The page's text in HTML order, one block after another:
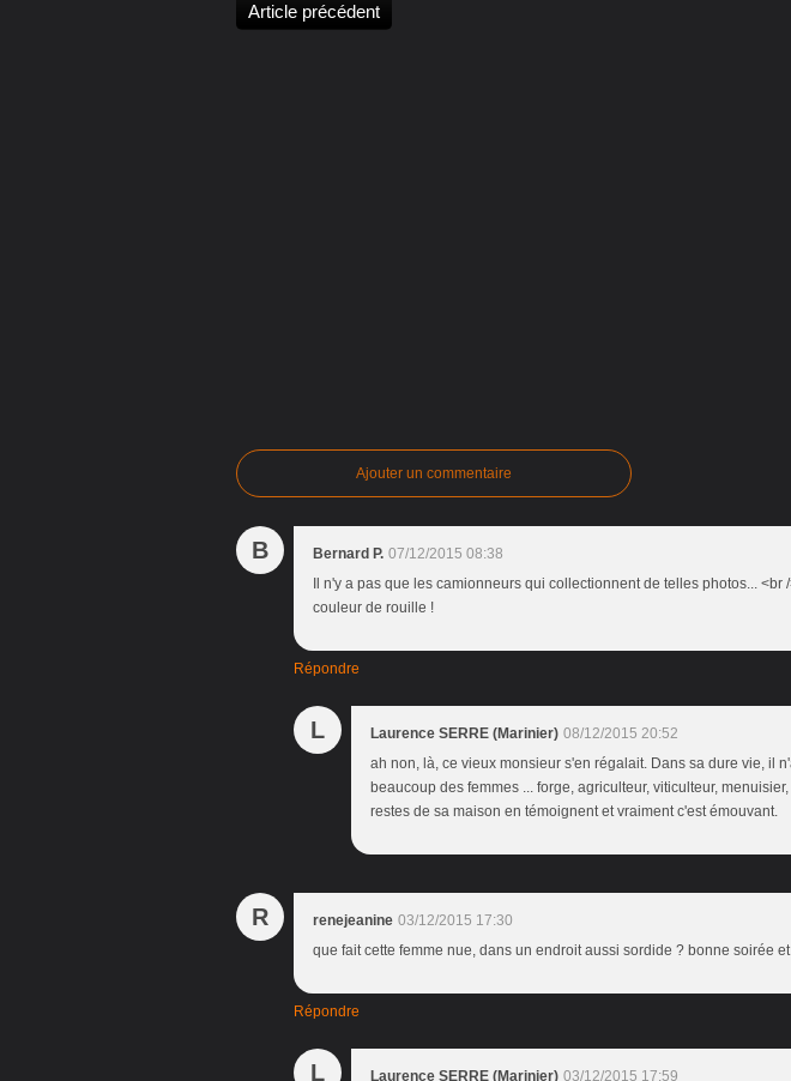
Article précédent
Ajouter un commentaire
B Bernard P. 07/12/2015 08:38
Il n'y a pas que les camionneurs qui collectionnent de telles photos... <br
couleur de rouille !
Répondre
L Laurence SERRE (Marinier) 08/12/2015 20:52
ah non, là, ce vieux monsieur s'en régalait. Dans sa dure vie, il
beaucoup des femmes ... forge, agriculteur, viticulteur,
restes de sa maison en témoignent et vraiment c'est émouvant.
R renejeanine 03/12/2015 17:30
que fait cette femme nue, dans un endroit aussi sordide ? bonne soirée
Répondre
L Laurence SERRE (Marinier) 03/12/2015 17:59